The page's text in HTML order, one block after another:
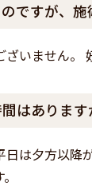
ですが、施
ざいません。
はあります
日は夕方以降